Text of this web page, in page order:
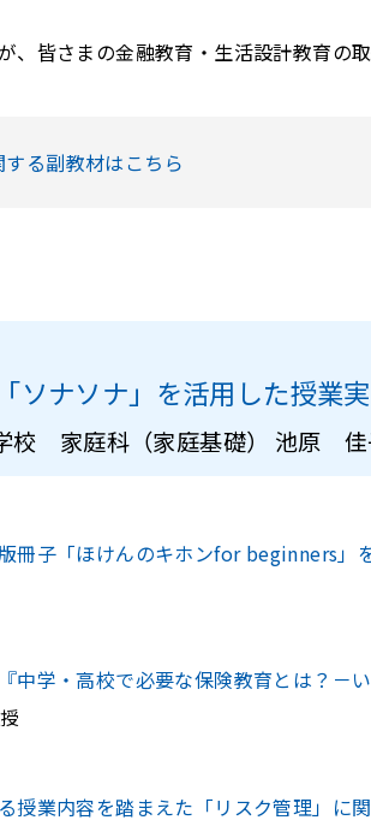
、皆さまの金融教育・生活設計教育の
る副教材はこちら
ソナソナ」を活用した授業
校 家庭科（家庭基礎） 池原
冊子「ほけんのキホンfor beginners」
中学・高校で必要な保険教育とは？－
授業内容を踏まえた「リスク管理」に